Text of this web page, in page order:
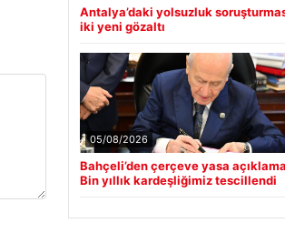
Antalya’daki yolsuzluk
iki yeni gözaltı
05/08/2026
Bahçeli’den çerçeve yasa
Bin yıllık kardeşliğimiz tescillendi